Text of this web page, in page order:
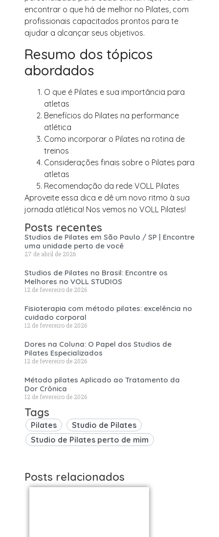
encontrar o que há de melhor no Pilates, com
profissionais capacitados prontos para te
ajudar a alcançar seus objetivos.
Resumo dos tópicos
abordados
O que é Pilates e sua importância para
atletas
Benefícios do Pilates na performance
atlética
Como incorporar o Pilates na rotina de
treinos
Considerações finais sobre o Pilates para
atletas
Recomendação da rede VOLL Pilates
Aproveite essa dica e dê um novo ritmo à sua
jornada atlética! Nos vemos no VOLL Pilates!
Posts recentes
Studios de Pilates em São Paulo / SP | Encontre
uma unidade perto de você
27 de abril de 2026
Studios de Pilates no Brasil: Encontre os
Melhores no VOLL STUDIOS
12 de fevereiro de 2026
Fisioterapia com método pilates: excelência no
cuidado corporal
12 de fevereiro de 2026
Dores na Coluna: O Papel dos Studios de
Pilates Especializados
12 de fevereiro de 2026
Método pilates Aplicado ao Tratamento da
Dor Crônica
12 de fevereiro de 2026
Tags
Pilates
Studio de Pilates
Studio de Pilates perto de mim
Posts relacionados